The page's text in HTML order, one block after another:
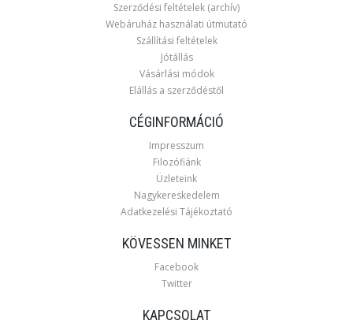
Szerződési feltételek (archív)
Webáruház használati útmutató
Szállítási feltételek
Jótállás
Vásárlási módok
Elállás a szerződéstől
CÉGINFORMÁCIÓ
Impresszum
Filozófiánk
Üzleteink
Nagykereskedelem
Adatkezelési Tájékoztató
KÖVESSEN MINKET
Facebook
Twitter
KAPCSOLAT